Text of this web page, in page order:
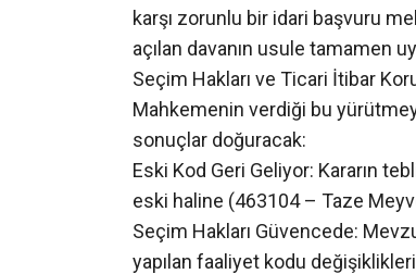
karşı zorunlu bir idari başvuru
açılan davanın usule tamamen
Seçim Hakları ve Ticari İtibar
Mahkemenin verdiği bu
sonuçlar doğuracak:
Eski Kod Geri Geliyor: Kararın
eski haline (463104 – Taze
Seçim Hakları Güvencede:
yapılan faaliyet kodu